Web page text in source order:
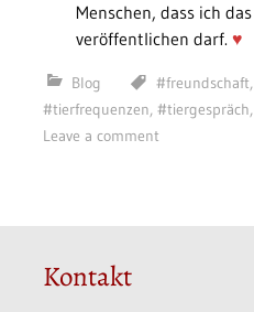
Menschen, dass ich
veröffentlichen darf. ♥
Blog #freundschaft,
#tierfrequenzen, #tiergespräch,
Leave a comment
Kontakt